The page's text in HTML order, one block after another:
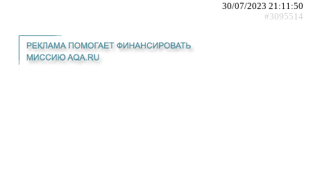
30/07/2023 21:11:50
#3095514